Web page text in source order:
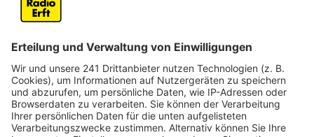
Zahlen steigen im Kreis im Gegensatz zu
Anzeige
Im Rhein-Erft-Kreis sind wieder mehr Kinder geboren